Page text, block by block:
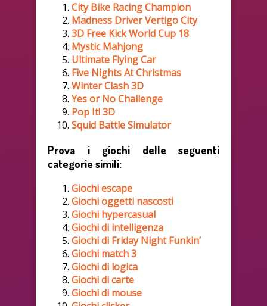
City Bike Racing Champion
Madness Driver Vertigo City
3D Free Kick World Cup 18
Mystic Mahjong
Ultimate Flying Car
Five Nights At Christmas
Winter Clash 3D
Yes or No Challenge
Pop It! 3D
Squid Battle Simulator
Prova i giochi delle seguenti
categorie simili:
Giochi escape
Giochi oggetti nascosti
Giochi hypercasual
Giochi di intelligenza
Giochi di Friday Night Funkin’
Giochi match 3
Giochi di logica
Giochi di carte
Giochi di mouse